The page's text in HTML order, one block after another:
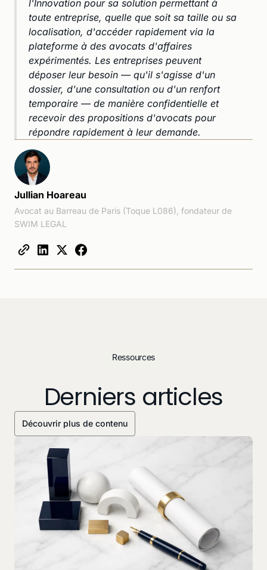
l'Innovation pour sa solution permettant à
toute entreprise, quelle que soit sa taille ou sa
localisation, d'accéder rapidement via la
plateforme à des avocats d'affaires
expérimentés. Les entreprises peuvent
déposer leur besoin — qu'il s'agisse d'un
dossier, d'une consultation ou d'un renfort
temporaire — de manière confidentielle et
recevoir des propositions d'avocats pour
répondre rapidement à leur demande.
Jullian Hoareau
Avocat au Barreau de Paris (Toque L086), fondateur de
SWIM LEGAL
Ressources
Derniers articles
Découvrir plus de contenu